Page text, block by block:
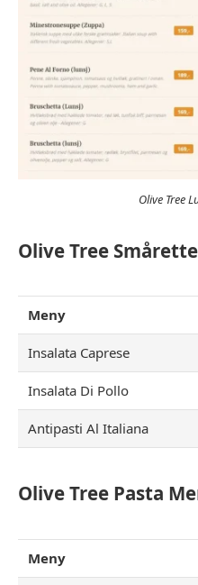
Olive Tree
Olive Tree
Meny
Insalata Caprese
Insalata Di Pollo
Antipasti Al Italiana
Olive Tree Pasta
Meny